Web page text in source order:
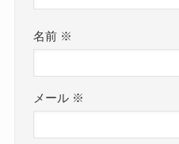
名前 ※
メール ※